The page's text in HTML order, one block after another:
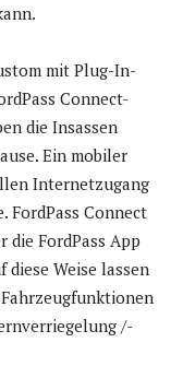
mit Plug-In-
Connect-
die Insassen
Ein mobiler
Internetzugang
FordPass Connect
die FordPass App
diese Weise lassen
/-